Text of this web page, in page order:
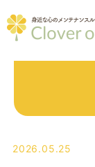
2026.05.25